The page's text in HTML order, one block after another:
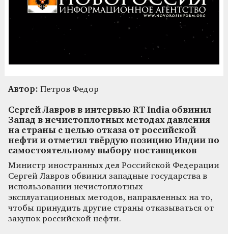
Автор: Петров Федор
Сергей Лавров в интервью RT India обвинил
Запад в нечистоплотных методах давления
на страны с целью отказа от российской
нефти и отметил твёрдую позицию Индии по
самостоятельному выбору поставщиков
Министр иностранных дел Российской Федерации
Сергей Лавров обвинил западные государства в
использовании нечистоплотных
эксплуатационных методов, направленных на то,
чтобы принудить другие страны отказываться от
закупок российской нефти.